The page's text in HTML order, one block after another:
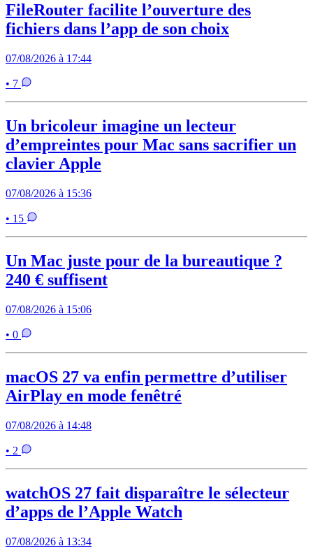
FileRouter facilite l’ouverture des
fichiers dans l’app de son choix
07/08/2026 à 17:44
• 7
Un bricoleur imagine un lecteur
d’empreintes pour Mac sans sacrifier un
clavier Apple
07/08/2026 à 15:36
• 15
Un Mac juste pour de la bureautique ?
240 € suffisent
07/08/2026 à 15:06
• 0
macOS 27 va enfin permettre d’utiliser
AirPlay en mode fenêtré
07/08/2026 à 14:48
• 2
watchOS 27 fait disparaître le sélecteur
d’apps de l’Apple Watch
07/08/2026 à 13:34